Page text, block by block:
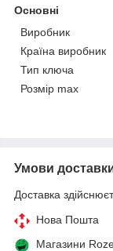
Основні
Виробник
Країна виробник
Тип ключа
Розмір max
Умови
Доставка
Нова Пошта
Магазини